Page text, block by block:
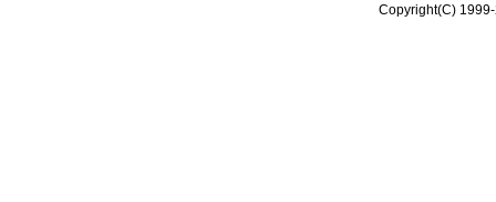
Copyright(C)